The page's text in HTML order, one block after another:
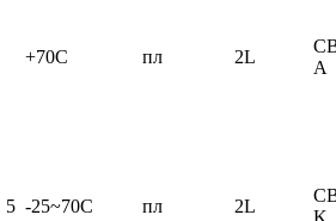
+70C пл 2L
A
5 -25~70C пл 2L
K